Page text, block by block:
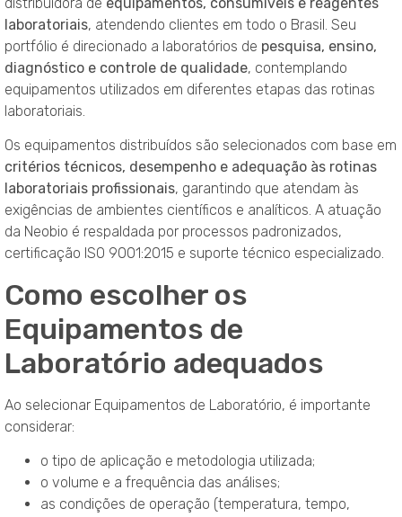
laboratoriais, atendendo clientes em todo o Brasil. Seu
portfólio é direcionado a laboratórios de pesquisa, ensino,
diagnóstico e controle de qualidade, contemplando
equipamentos utilizados em diferentes etapas das rotinas
laboratoriais.
Os equipamentos distribuídos são selecionados com base em
critérios técnicos, desempenho e adequação às rotinas
laboratoriais profissionais, garantindo que atendam às
exigências de ambientes científicos e analíticos. A atuação
da Neobio é respaldada por processos padronizados,
certificação ISO 9001:2015 e suporte técnico especializado.
Como escolher os
Equipamentos de
Laboratório adequados
Ao selecionar Equipamentos de Laboratório, é importante
considerar:
o tipo de aplicação e metodologia utilizada;
o volume e a frequência das análises;
as condições de operação (temperatura, tempo,